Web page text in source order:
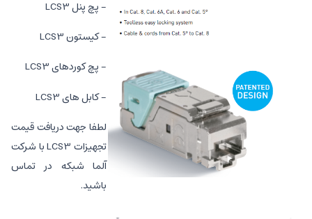
- پچ پنل LCS3
- کیستون LCS3
- پچ کوردهای LCS3
- کابل های LCS3
لطفا جهت دریافت قیمت
تجهیزات LCS3 با شرکت
آلما شبکه در تماس
باشید.